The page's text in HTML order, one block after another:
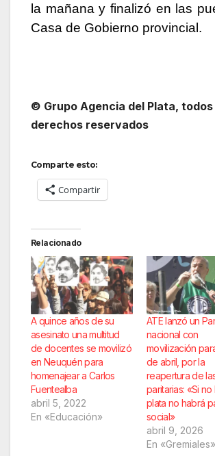
la mañana y finalizó en las
Casa de Gobierno provincial.
© Grupo Agencia del Plata, todos
derechos reservados
Comparte esto:
Compartir
Relacionado
A quince años de su
asesinato una multitud
de docentes se movilizó
en Neuquén para
homenajear a Carlos
Fuentealba
abril 5, 2022
En «Educación»
ATE lanzó un
nacional con
movilización
de abril, por la
reapertura de
paritarias: «Si no
plata no habrá
social»
abril 9, 2026
En «Gremiales»